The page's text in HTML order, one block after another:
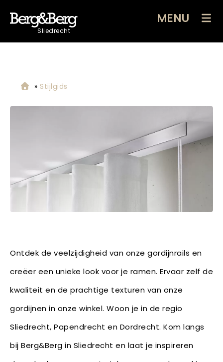
Sliedrecht
MENU
» Stijlgids
Ontdek de veelzijdigheid van onze gordijnrails en
creëer een unieke look voor je ramen. Ervaar zelf de
kwaliteit en de prachtige texturen van onze
gordijnen in onze winkel. Woon je in de regio
Sliedrecht, Papendrecht en Dordrecht. Kom langs
bij Berg&Berg in Sliedrecht en laat je inspireren